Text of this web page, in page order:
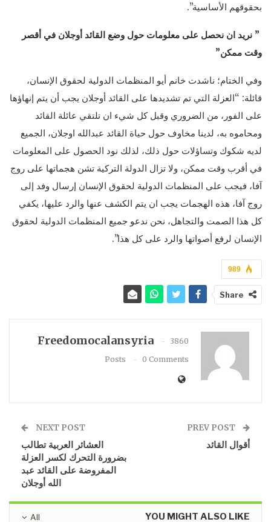
بحقوقهم الأساسية”.
” نريد ان نحصل على معلومات حول وضع القائد أوجلان في أقصر
وقت ممكن”
وفي الختام؛ ناشدت خانم أيو المنظمات الدولية لحقوق الإنسان،
قائلة: “العزلة التي تم تشديدها على القائد أوجلان يجب أن يتم إنهاؤها
على الفور، من الضروري وقبل كل شيء ان تلتقي عائلة القائد
ومحاموه به، لدينا مخاوف حول حياة القائد عبدالله اوجلان، الجميع
لديه شكوك وتساؤلات حول ذلك، لذلك نود الحصول على المعلومات
في أقرب وقت ممكن، ولا تزال الدولة التركية تشن هجماتها على روج
آفا، فيجب على المنظمات الدولية لحقوق الإنسان إرسال وفد إلى
روج آفا، هذه الهجمات يجب ان يتم الكشف عنها والرد عليها، يكفي
كل هذا الصمت والتجاهل، نحن ندعو جميع المنظمات الدولية لحقوق
الإنسان لرفع أصواتها والرد على كل هذا”.
989
Share
Freedomocalansyria
3860
Posts
0 Comments
أقوال القائد
NEXT POST
​​​​​​​العشائر العربية تطالب
بضرورة التحرك لكسر العزلة
المفروضة على القائد عبد
الله أوجلان
All YOU MIGHT ALSO LIKE